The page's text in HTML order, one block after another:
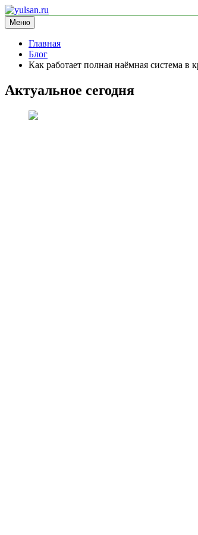
Перейти
к
содержимому
yulsan.ru
блог про криптовалюту
Меню
Главная
Блог
Как работает полная наёмная система в
Актуальное сегодня